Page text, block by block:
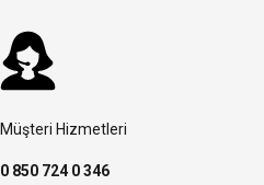
Müşteri Hizmetleri
0 850 724 0 346